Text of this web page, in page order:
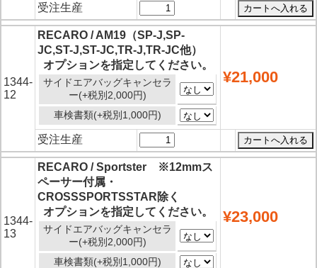
受注生産
1344-
12
RECARO / AM19（SP-J,SP-
JC,ST-J,ST-JC,TR-J,TR-JC他）
オプションを指定してください。
サイドエアバッグキャンセラ
ー(+税別2,000円)
車検書類(+税別1,000円)
¥21,000
受注生産
1344-
13
RECARO / Sportster ※12mmス
ペーサー付属・
CROSSSPORTSSTAR除く
オプションを指定してください。
サイドエアバッグキャンセラ
ー(+税別2,000円)
車検書類(+税別1,000円)
¥23,000